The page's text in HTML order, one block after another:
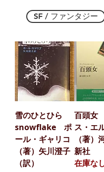
SF / ファンタジー
雪のひとひら
snowflake ポ
ール・ギャリコ
（著）矢川澄子
（訳）
百頭女
ス・エ
（著）
新社
在庫な